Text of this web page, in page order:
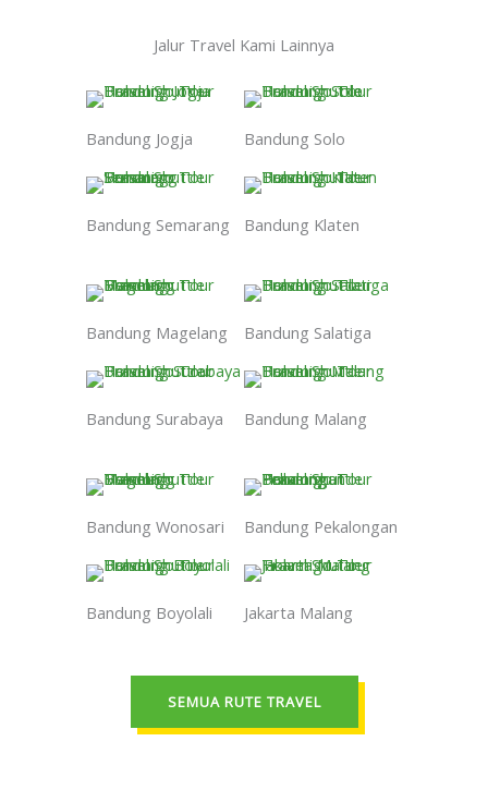
Jalur Travel Kami Lainnya
Bandung Jogja Bandung Solo
Bandung Semarang Bandung Klaten
Bandung Magelang Bandung Salatiga
Bandung Surabaya Bandung Malang
Bandung Wonosari Bandung Pekalongan
Bandung Boyolali Jakarta Malang
SEMUA RUTE TRAVEL